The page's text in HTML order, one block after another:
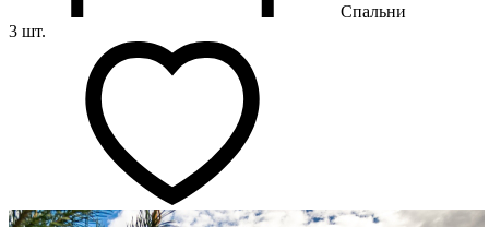
Спальни
3 шт.